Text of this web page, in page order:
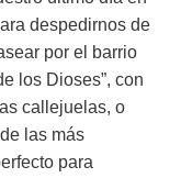
despedirnos de
por el barrio
los Dioses”, con
callejuelas, o
las más
para